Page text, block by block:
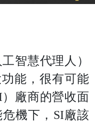
智慧代理人）
能，很有可能
廠商的營收面
機下，SI廠該